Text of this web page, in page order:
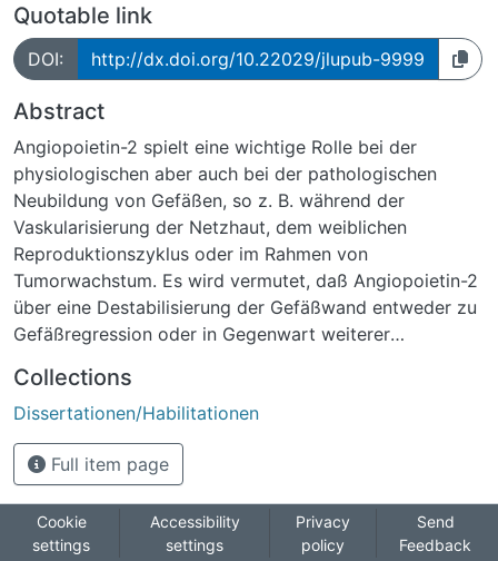
Quotable link
DOI: http://dx.doi.org/10.22029/jlupub-9999
Abstract
Angiopoietin-2 spielt eine wichtige Rolle bei der
physiologischen aber auch bei der pathologischen
Neubildung von Gefäßen, so z. B. während der
Vaskularisierung der Netzhaut, dem weiblichen
Reproduktionszyklus oder im Rahmen von
Tumorwachstum. Es wird vermutet, daß Angiopoietin-2
über eine Destabilisierung der Gefäßwand entweder zu
Gefäßregression oder in Gegenwart weiterer
Instabile Gefäße zeigen häufig Perizytenabfall, was
einer Reduktion des Perizytenbesatzes dieser Gefäße
entspricht. Innerhalb der Netzhaut ist die Abnahme der
Perizytenzahl ein frühes Zeichen der diabetischen
chronischer Hyperglykämie auftritt und im Spätstadium
zu deren Erblindung führen kann. Es ist bekannt, daß in
Collections
Dissertationen/Habilitationen
Full item page
Cookie
settings
Accessibility
settings
Privacy
policy
Send
Feedback